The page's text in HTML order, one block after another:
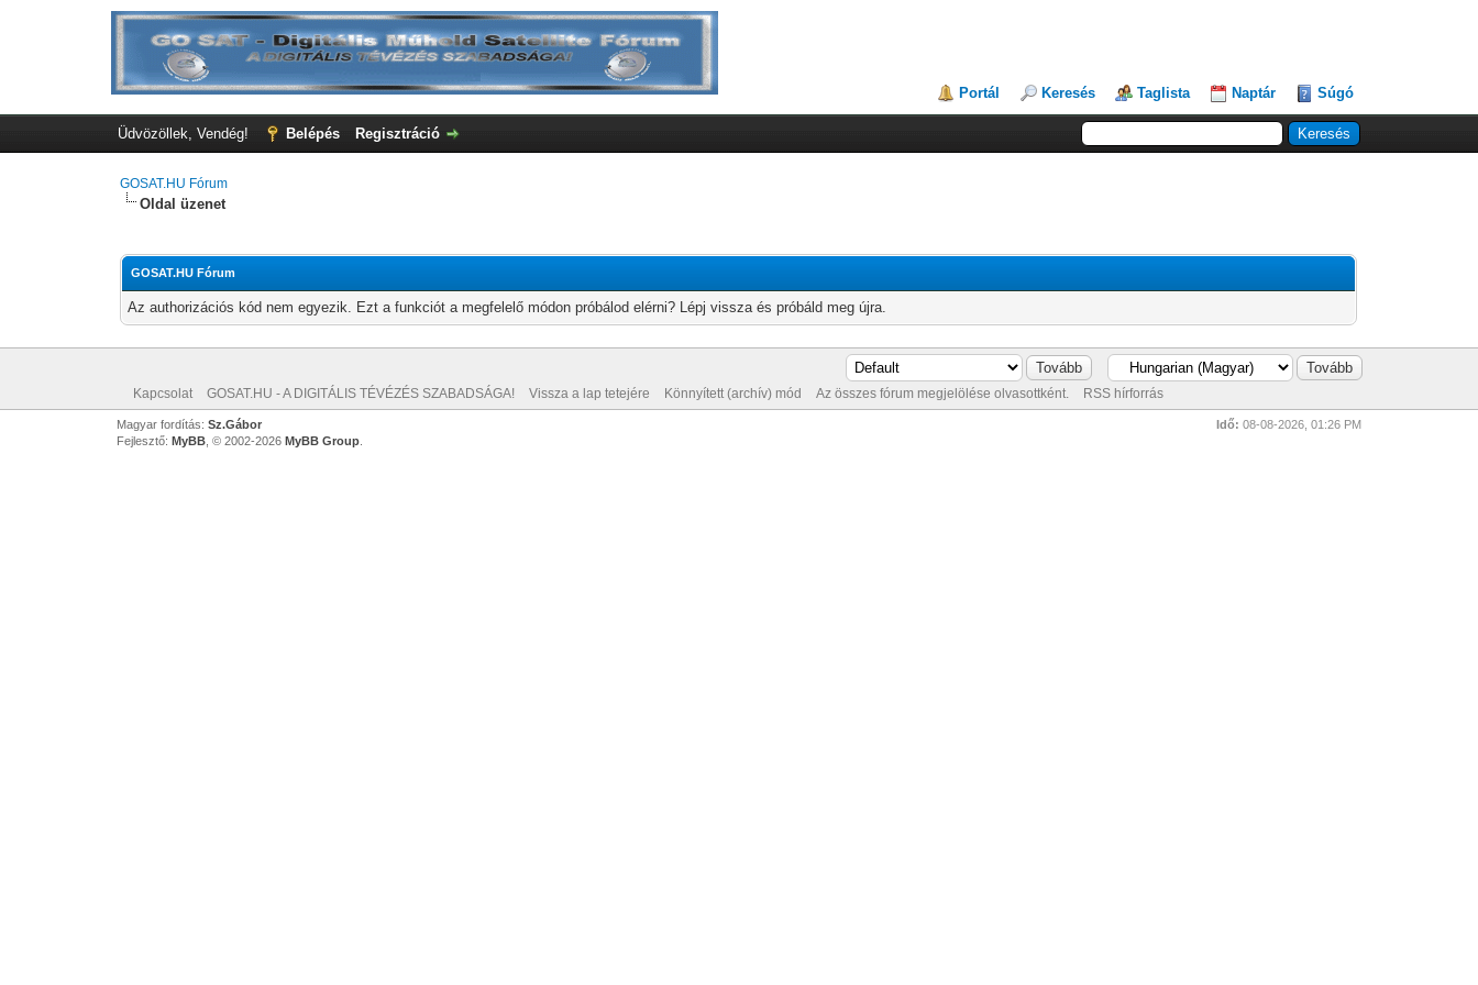
Portál Keresés Taglista Naptár Súgó
Üdvözöllek, Vendég! Belépés Regisztráció
GOSAT.HU Fórum
Oldal üzenet
GOSAT.HU Fórum
Az authorizációs kód nem egyezik. Ezt a funkciót a megfelelő módon próbálod elérni? Lépj vissza és próbáld meg újra.
Kapcsolat GOSAT.HU - A DIGITÁLIS TÉVÉZÉS SZABADSÁGA! Vissza a lap tetejére Könnyített (archív) mód Az összes fórum megjelölése olvasottként. RSS hírforrás
Idő: 08-08-2026, 01:26 PM
Magyar fordítás: Sz.Gábor
Fejlesztő: MyBB, © 2002-2026 MyBB Group.